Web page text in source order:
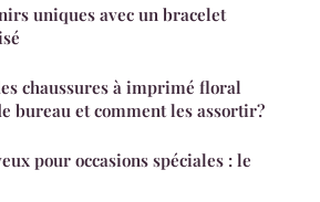
uniques avec un bracelet
chaussures à imprimé floral
bureau et comment les assortir?
pour occasions spéciales : le